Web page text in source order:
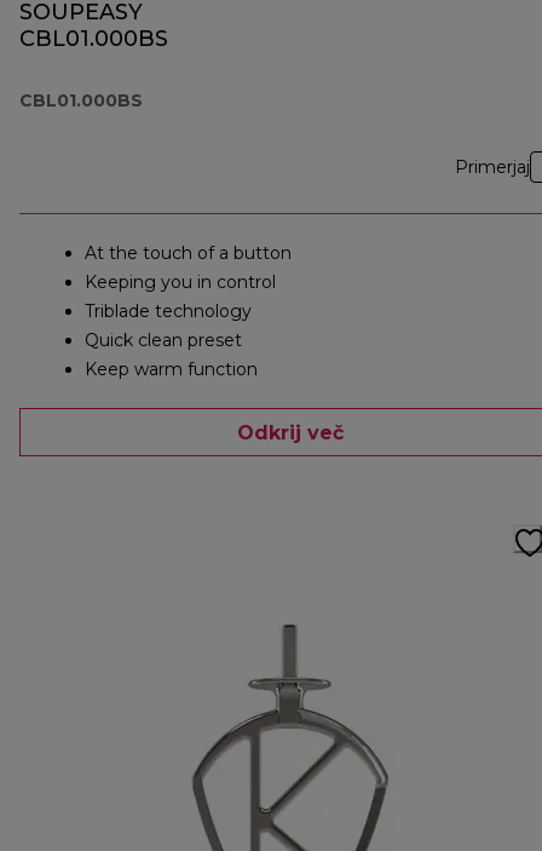
SOUPEASY
CBL01.000BS
CBL01.000BS
Primerjaj
At the touch of a button
Keeping you in control
Triblade technology
Quick clean preset
Keep warm function
Odkrij več